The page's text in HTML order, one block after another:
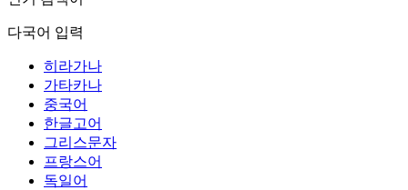
다국어 입력
히라가나
가타카나
중국어
한글고어
그리스문자
프랑스어
독일어